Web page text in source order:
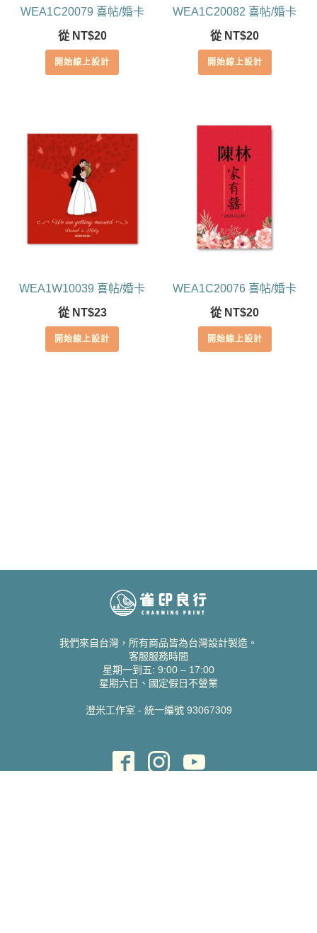
WEA1C20079 喜帖/婚卡
從 NT$20
開始線上設計
WEA1C20082 喜帖/婚卡
從 NT$20
開始線上設計
WEA1W10039 喜帖/婚卡
從 NT$23
開始線上設計
WEA1C20076 喜帖/婚卡
從 NT$20
開始線上設計
我們來自台灣，所有商品皆為台灣設計製造。
客服服務時間
星期一到五: 9:00 – 17:00
星期六日、國定假日不營業
澄米工作室 - 統一編號 93067309